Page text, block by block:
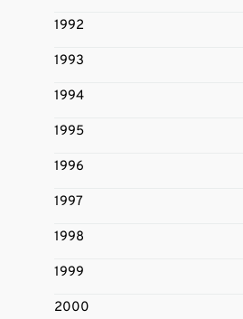
1992
1993
1994
1995
1996
1997
1998
1999
2000